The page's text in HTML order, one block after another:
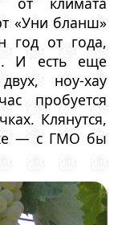
«Уни бланш»
год от года,
И есть еще
ноу-хау
пробуется
Клянутся,
— с ГМО бы